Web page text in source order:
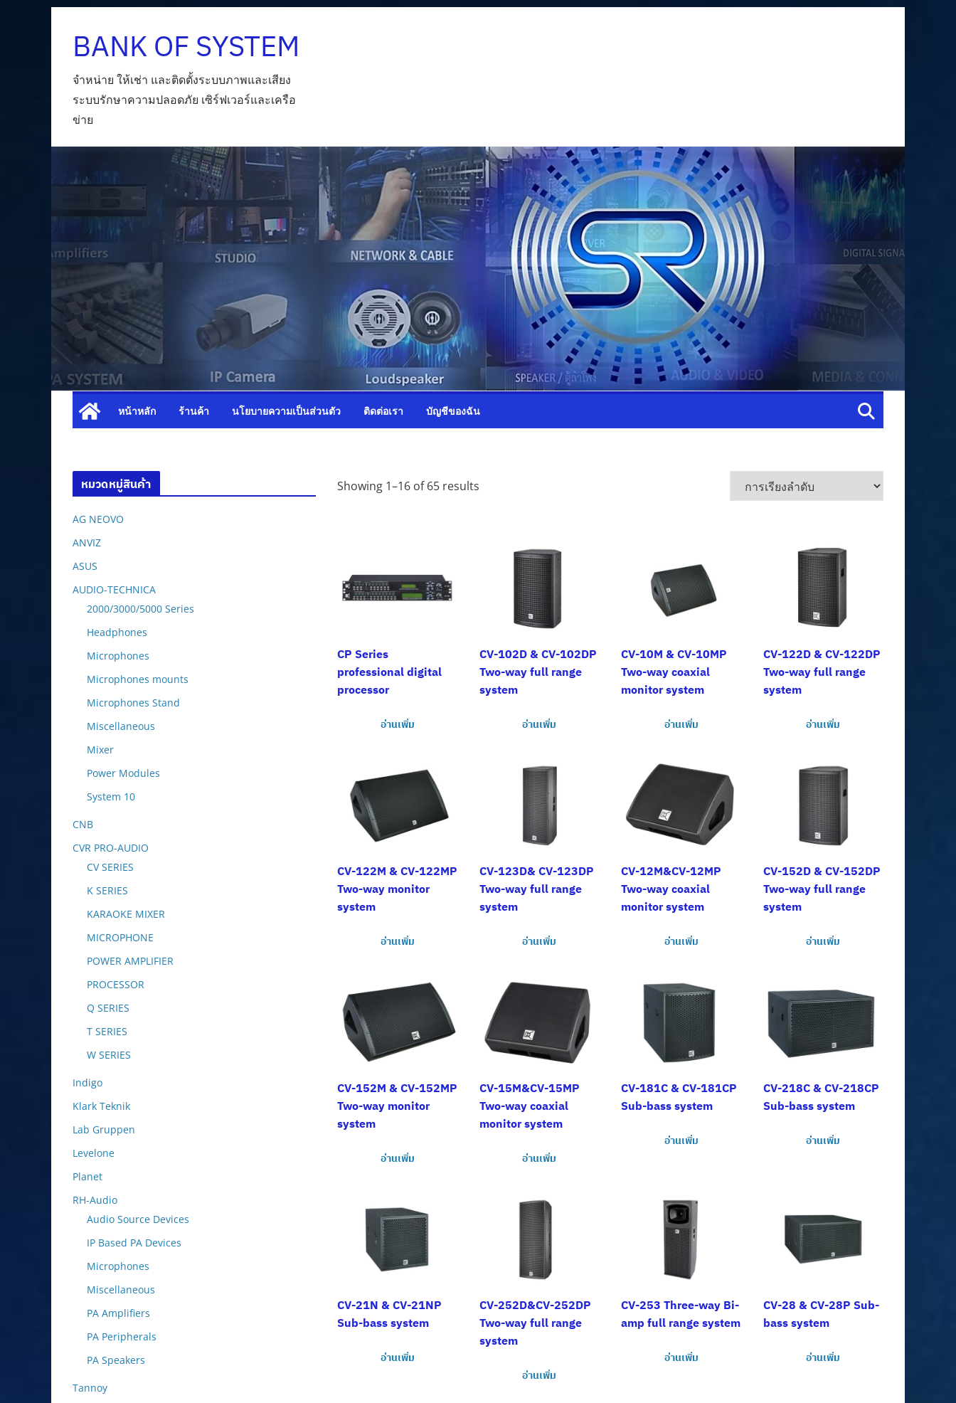
contentBANK OF SYSTEM
จำหน่าย ให้เช่า และติดตั้งระบบภาพและเสียง
ระบบรักษาความปลอดภัย เซิร์ฟเวอร์และเครือ
ข่าย
หน้าหลัก ร้านค้า นโยบายความเป็นส่วนตัว ติดต่อเรา บัญชีของฉัน
Showing 1–16 of 65 results
CP Series
professional digital
processor
อ่านเพิ่ม
CV-102D & CV-102DP
Two-way full range
system
อ่านเพิ่ม
CV-10M & CV-10MP
Two-way coaxial
monitor system
อ่านเพิ่ม
CV-122D & CV-122DP
Two-way full range
system
อ่านเพิ่ม
CV-122M & CV-122MP
Two-way monitor
system
อ่านเพิ่ม
CV-123D& CV-123DP
Two-way full range
system
อ่านเพิ่ม
CV-12M&CV-12MP
Two-way coaxial
monitor system
อ่านเพิ่ม
CV-152D & CV-152DP
Two-way full range
system
อ่านเพิ่ม
CV-152M & CV-152MP
Two-way monitor
system
อ่านเพิ่ม
CV-15M&CV-15MP
Two-way coaxial
monitor system
อ่านเพิ่ม
CV-181C & CV-181CP
Sub-bass system
อ่านเพิ่ม
CV-218C & CV-218CP
Sub-bass system
อ่านเพิ่ม
CV-21N & CV-21NP
Sub-bass system
อ่านเพิ่ม
CV-252D&CV-252DP
Two-way full range
system
อ่านเพิ่ม
CV-253 Three-way Bi-
amp full range system
อ่านเพิ่ม
CV-28 & CV-28P Sub-
bass system
อ่านเพิ่ม
หมวดหมู่สินค้า
AG NEOVO
ANVIZ
ASUS
AUDIO-TECHNICA
2000/3000/5000 Series
Headphones
Microphones
Microphones mounts
Microphones Stand
Miscellaneous
Mixer
Power Modules
System 10
CNB
CVR PRO-AUDIO
CV SERIES
K SERIES
KARAOKE MIXER
MICROPHONE
POWER AMPLIFIER
PROCESSOR
Q SERIES
T SERIES
W SERIES
Indigo
Klark Teknik
Lab Gruppen
Levelone
Planet
RH-Audio
Audio Source Devices
IP Based PA Devices
Microphones
Miscellaneous
PA Amplifiers
PA Peripherals
PA Speakers
Tannoy